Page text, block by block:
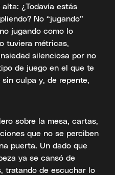
¿Todavía estás
No “jugando”
jugando como lo
tuviera métricas,
silenciosa por no
de juego en el que te
culpa y, de repente,
sobre la mesa, cartas,
que no se perciben
puerta. Un dado que
ya se cansó de
tratando de escuchar lo